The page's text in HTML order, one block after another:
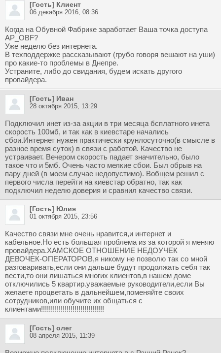
[Гость] Клиент
06 декабря 2016, 08:36
Когда на Обувной Фабрике заработает Ваша точка доступа
AP_OBF?
Уже неделю без интернета.
В техподдержке рассказывают (грубо говоря вешают на уши)
про какие-то проблемы в Днепре.
Устраните, либо до свидания, будем искать другого
провайдера.
[Гость] Иван
28 октября 2015, 13:29
Подключил инет из-за акции в три месяца бсплатного инета
скорость 100мб, и так как в киевстаре начались
сбои.Интернет нужен практически крунлосуточно(в смысле в
разное время суток) в связи с работой. Качество не
устраивает. Вечером скорость падает значительно, было
такое что и 5мб. Очень часто мелкие сбои. Был обрыв на
пару дней (в моем случае недопустимо). Вобщем решил с
первого числа перейти на киевстар обратно, так как
подключил неделю доверия и сравнил качество связи.
[Гость] Юлия
01 октября 2015, 23:56
Качество связи мне очень нравится,и интернет и
кабельное.Но есть большая проблема из за которой я меняю
провайдера.ХАМСКОЕ ОТНОШЕНИЕ НЕДОУЧЕК
ДЕВОЧЕК-ОПЕРАТОРОВ,я никому не позволю так со мной
разговаривать,если они дальше будут продолжать себя так
вести,то они лишаться многих клиентов,в нашем доме
отключились 5 квартир.уважаемые руководители,если Вы
желаете процветать в дальнейшем,поменяйте своих
сотрудников,или обучите их общаться с
клиентами!!!!!!!!!!!!!!!!!!!!!!!!!!!!!!!!
[Гость] олег
08 апреля 2015, 11:39